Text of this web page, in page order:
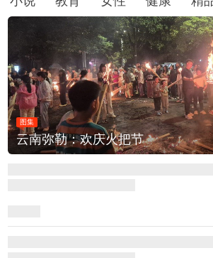
图集
江西铅山：千灯